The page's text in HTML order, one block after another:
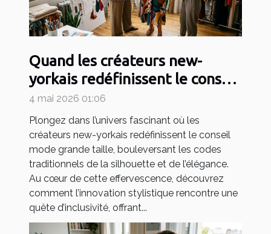
Quand les créateurs new-
yorkais redéfinissent le conseil
mode grande taille
4 mai 2026 01:06
Plongez dans l’univers fascinant où les
créateurs new-yorkais redéfinissent le conseil
mode grande taille, bouleversant les codes
traditionnels de la silhouette et de l’élégance.
Au cœur de cette effervescence, découvrez
comment l’innovation stylistique rencontre une
quête d’inclusivité, offrant...